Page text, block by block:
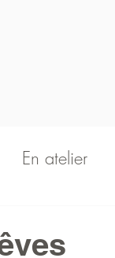
En atelier